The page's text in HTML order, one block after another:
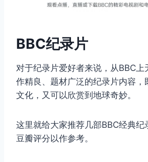
BBC纪录片
对于纪录片爱好者来说，从BBC上
作精良、题材广泛的纪录片内容，
文化，又可以欣赏到地球奇妙。
这里就给大家推荐几部BBC经典纪
豆瓣评分以作参考。